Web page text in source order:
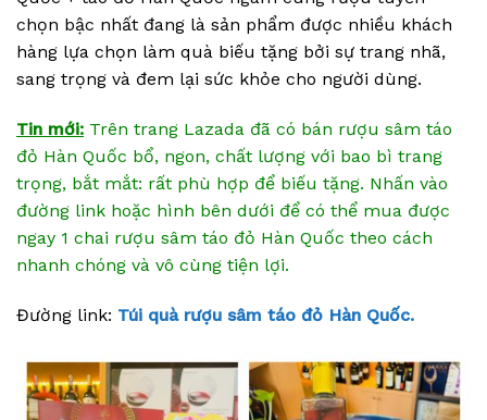
chọn bậc nhất đang là sản phẩm được nhiều khách
hàng lựa chọn làm quà biếu tặng bởi sự trang nhã,
sang trọng và đem lại sức khỏe cho người dùng.
Tin mới: Trên trang Lazada đã có bán rượu sâm táo
đỏ Hàn Quốc bổ, ngon, chất lượng với bao bì trang
trọng, bắt mắt: rất phù hợp để biếu tặng. Nhấn vào
đường link hoặc hình bên dưới để có thể mua được
ngay 1 chai rượu sâm táo đỏ Hàn Quốc theo cách
nhanh chóng và vô cùng tiện lợi.
Đường link: Túi quà rượu sâm táo đỏ Hàn Quốc.